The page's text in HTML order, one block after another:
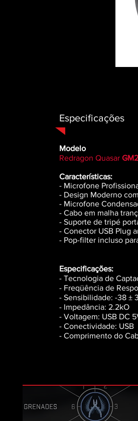
Especificações
Modelo
Redragon Quasar
Características:
- Microfone
- Design Moderno
- Microfone
- Cabo em malha
- Suporte de tripé
- Conector USB Plug
- Pop-filter incluso
Especificações:
- Tecnologia de
- Freqüência de
- Sensibilidade: -38 ±
- Impedância: 2.2kO
- Voltagem: USB DC
- Conectividade: USB
- Comprimento do